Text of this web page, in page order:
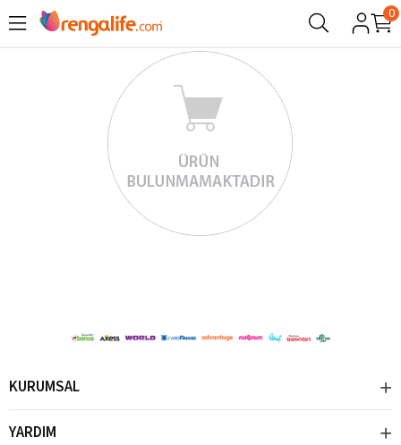
0
KURUMSAL
YARDIM